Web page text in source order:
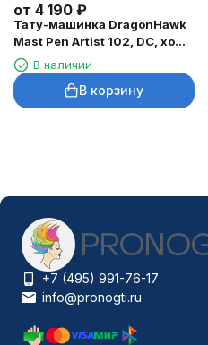
от 4 190 ₽
Тату-машинка DragonHawk
Mast Pen Artist 102, DC, ход
3,5 ммВ наличии
В корзину
+7 (495) 991-76-17
info@pronogti.ru